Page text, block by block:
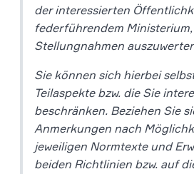
der interessierten
federführendem
Stellungnahmen
Sie können sich hierbei
Teilaspekte bzw. die Sie
beschränken. Beziehen Sie
Anmerkungen nach
jeweiligen Normtexte und
beiden Richtlinien bzw. auf